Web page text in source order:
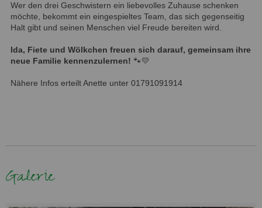
Wer den drei Geschwistern ein liebevolles Zuhause schenken
möchte, bekommt ein eingespieltes Team, das sich gegenseitig
Halt gibt und seinen Menschen viel Freude bereiten wird.
Ida, Fiete und Wölkchen freuen sich darauf, gemeinsam ihre
neue Familie kennenzulernen! 🐾💛
Nähere Infos erteilt Anette unter 01791091914
Galerie